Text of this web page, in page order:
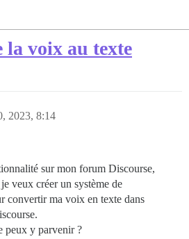
voix au texte
2023, 8:14
sur mon forum Discourse,
veux créer un système de
convertir ma voix en texte dans
peux y parvenir ?